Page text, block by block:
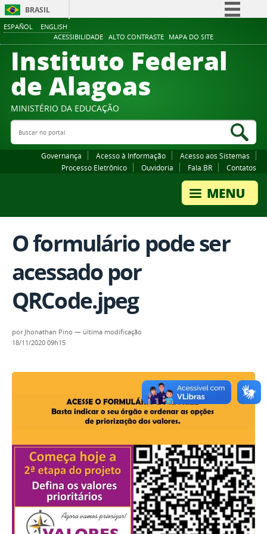
ESPAÑOL ENGLISH
ACESSIBILIDADE ALTO CONTRASTE MAPA DO SITE
BRASIL
Comunica BR
Participe
Canais
Instituto Federal
de Alagoas
MINISTÉRIO DA EDUCAÇÃO
Buscar no portal
Governança Acesso à Informação
Acesso aos Sistemas
Processo Eletrônico
Ouvidoria Fala.BR Contatos
O formulário pode ser
acessado por
QRCode.jpeg
por Jhonathan Pino — última modificação
18/11/2020 09h15